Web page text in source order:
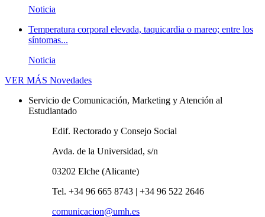
Noticia
Temperatura corporal elevada, taquicardia o mareo; entre los
síntomas...
Noticia
VER MÁS Novedades
Servicio de Comunicación, Marketing y Atención al
Estudiantado
Edif. Rectorado y Consejo Social
Avda. de la Universidad, s/n
03202 Elche (Alicante)
Tel. +34 96 665 8743 | +34 96 522 2646
comunicacion@umh.es